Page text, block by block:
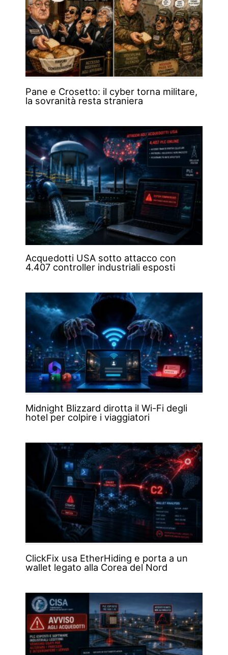
Pane e Crosetto: il cyber torna militare,
la sovranità resta straniera
Acquedotti USA sotto attacco con
4.407 controller industriali esposti
Midnight Blizzard dirotta il Wi-Fi degli
hotel per colpire i viaggiatori
ClickFix usa EtherHiding e porta a un
wallet legato alla Corea del Nord